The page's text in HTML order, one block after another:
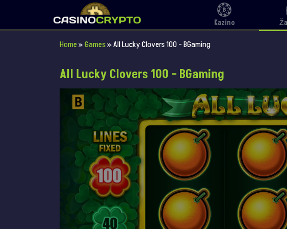
Kazino
Home»Games»All Lucky Clovers 100 – BGaming
All Lucky Clovers 100 – BGaming